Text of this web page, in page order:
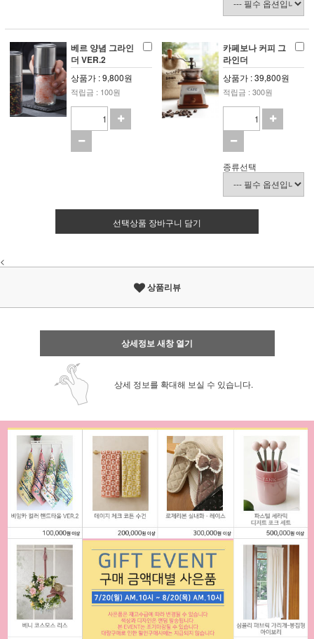
베르 양념 그라인
더 VER.2
상품가 : 9,800원
적립금 : 100원
카페보나 커피 그
라인더
상품가 : 39,800원
적립금 : 300원
종류선택
선택상품 장바구니 담기
<
상품리뷰
상세정보 새창 열기
상세 정보를 확대해 보실 수 있습니다.